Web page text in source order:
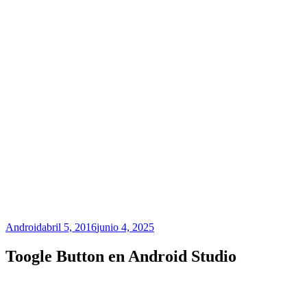
Androidabril 5, 2016junio 4, 2025
Toogle Button en Android Studio